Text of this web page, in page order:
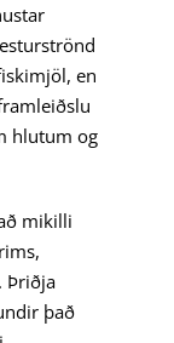
en
hlutum og
mikilli
Þriðja
það